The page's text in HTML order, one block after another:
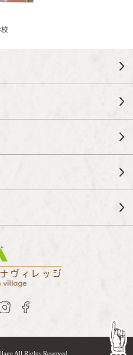
All Rights Reserved.